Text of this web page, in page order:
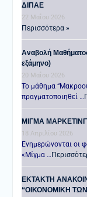
ΔΙΠΑΕ
22 Μαΐου 2026
Περισσότερα »
Αναβολή
εξάμηνο)
20 Μαΐου 2026
Το μάθημα
πραγματοποιηθεί …
ΜΙΓΜΑ
18 Απριλίου 2026
Ενημερώνονται οι
«Μίγμα …
ΕΚΤΑΚΤΗ
“ΟΙΚΟΝΟΜΙΚΗ